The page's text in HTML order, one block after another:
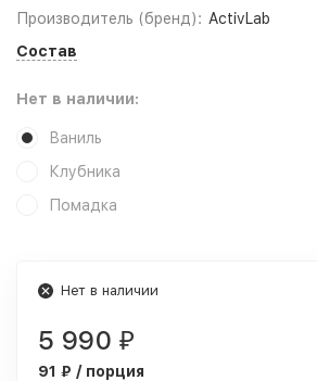
Производитель (бренд): ActivLab
Состав
Нет в наличии:
Ваниль
Клубника
Помадка
Нет в наличии
5 990 ₽
91 ₽ / порция